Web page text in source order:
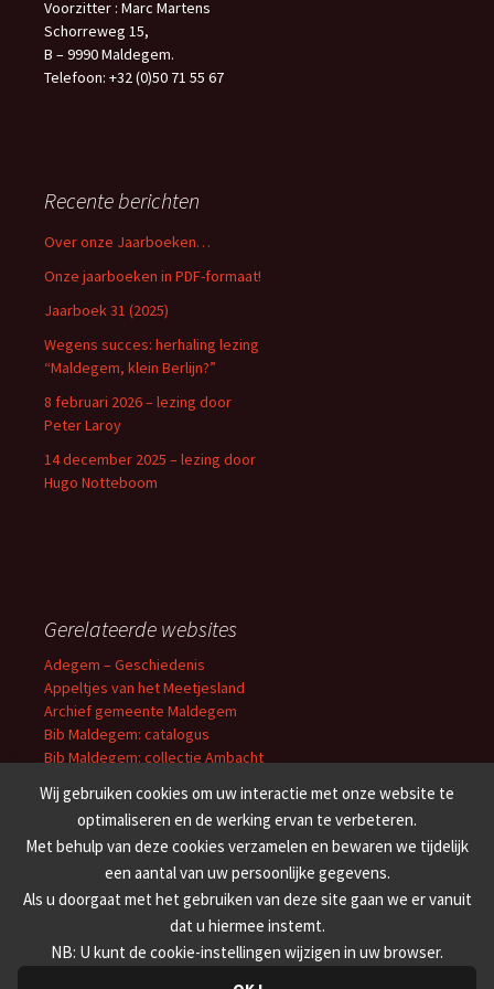
Voorzitter : Marc Martens
Schorreweg 15,
B – 9990 Maldegem.
Telefoon: +32 (0)50 71 55 67
Recente berichten
Over onze Jaarboeken…
Onze jaarboeken in PDF-formaat!
Jaarboek 31 (2025)
Wegens succes: herhaling lezing
“Maldegem, klein Berlijn?”
8 februari 2026 – lezing door
Peter Laroy
14 december 2025 – lezing door
Hugo Notteboom
Gerelateerde websites
Adegem – Geschiedenis
Appeltjes van het Meetjesland
Archief gemeente Maldegem
Bib Maldegem: catalogus
Bib Maldegem: collectie Ambacht
Cultuuroverleg Meetjesland
Erfgoedbank Meetjesland
Familiekunde Meetjesland
’t Getrouwe Maldeghem
Weekblad van Maldeghem
Wij gebruiken cookies om uw interactie met onze website te
optimaliseren en de werking ervan te verbeteren.
Met behulp van deze cookies verzamelen en bewaren we tijdelijk
een aantal van uw persoonlijke gegevens.
Als u doorgaat met het gebruiken van deze site gaan we er vanuit
dat u hiermee instemt.
NB: U kunt de cookie-instellingen wijzigen in uw browser.